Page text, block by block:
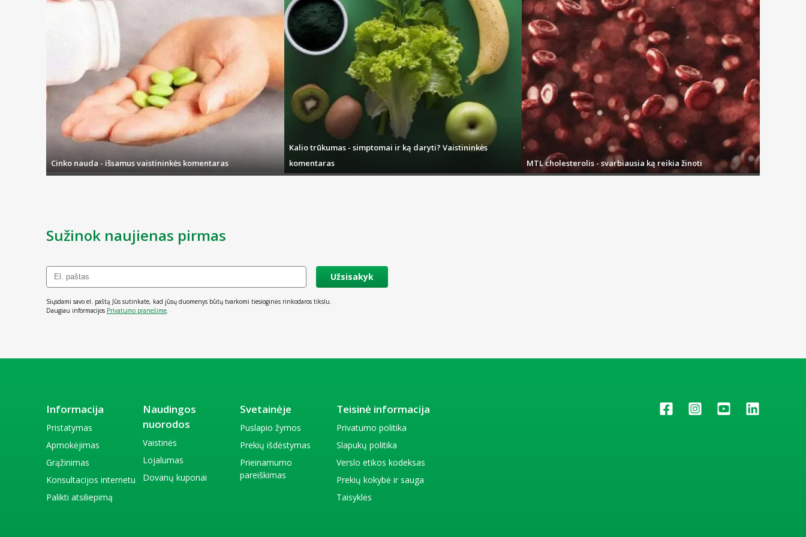
Cinko nauda - išsamus vaistininkės komentaras
Kalio trūkumas - simptomai ir ką daryti? Vaistininkės
komentaras
MTL cholesterolis - svarbiausia ką reikia žinoti
Sužinok naujienas pirmas
Užsisakyk
Siųsdami savo el. paštą Jūs sutinkate, kad jūsų duomenys būtų tvarkomi tiesioginės rinkodaros tikslu.
Daugiau informacijos Privatumo pranešime
Informacija
Pristatymas
Apmokėjimas
Grąžinimas
Konsultacijos internetu
Palikti atsiliepimą
Naudingos
nuorodos
Vaistinės
Lojalumas
Dovanų kuponai
Svetainėje
Puslapio žymos
Prekių išdėstymas
Prieinamumo
pareiškimas
Teisinė informacija
Privatumo politika
Slapukų politika
Verslo etikos kodeksas
Prekių kokybė ir sauga
Taisyklės